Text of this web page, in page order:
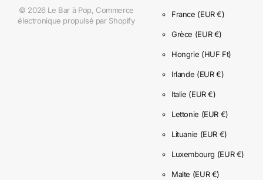
© 2026 Le Bar à Pop, Commerce
électronique propulsé par Shopify
France (EUR €)
Grèce (EUR €)
Hongrie (HUF Ft)
Irlande (EUR €)
Italie (EUR €)
Lettonie (EUR €)
Lituanie (EUR €)
Luxembourg (EUR €)
Malte (EUR €)